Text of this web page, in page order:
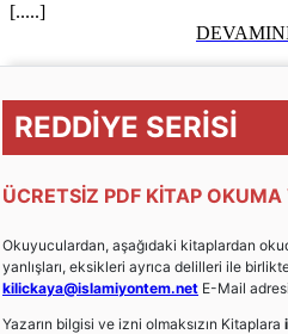
[.....]
REDDİYE SERİSİ
ÜCRETSİZ PDF KİTAP OKUMA
Okuyuculardan, aşağıdaki kitaplardan
yanlışları, eksikleri ayrıca delilleri ile
kilickaya@islamiyontem.net E-Mail
Yazarın bilgisi ve izni olmaksızın Kitaplara